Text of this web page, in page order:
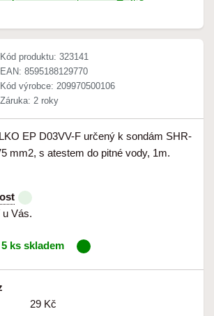
Kód produktu: 323141
EAN: 8595188129770
Kód výrobce: 209970500106
Záruka: 2 roky
EP D03VV-F určený k sondám SHR-
mm2, s atestem do pitné vody, 1m.
u Vás.
ks skladem
29 Kč